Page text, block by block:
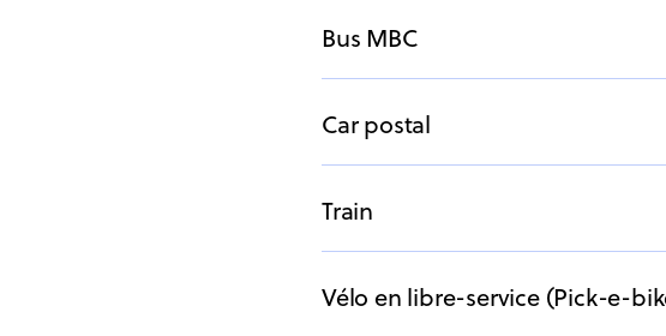
Bus MBC
Car postal
Train
Vélo en libre-service (Pick-e-